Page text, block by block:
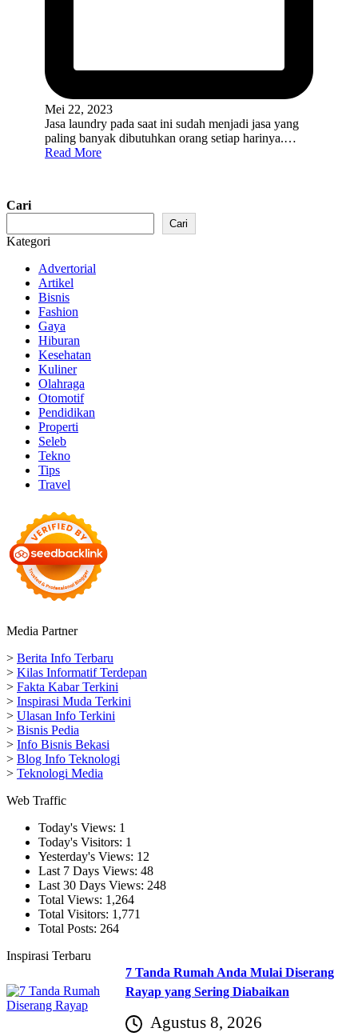
Mei 22, 2023
Jasa laundry pada saat ini sudah menjadi jasa yang
paling banyak dibutuhkan orang setiap harinya.…
Read More
Cari
Cari
Kategori
Advertorial
Artikel
Bisnis
Fashion
Gaya
Hiburan
Kesehatan
Kuliner
Olahraga
Otomotif
Pendidikan
Properti
Seleb
Tekno
Tips
Travel
Media Partner
> Berita Info Terbaru
> Kilas Informatif Terdepan
> Fakta Kabar Terkini
> Inspirasi Muda Terkini
> Ulasan Info Terkini
> Bisnis Pedia
> Info Bisnis Bekasi
> Blog Info Teknologi
> Teknologi Media
Web Traffic
Today's Views: 1
Today's Visitors: 1
Yesterday's Views: 12
Last 7 Days Views: 48
Last 30 Days Views: 248
Total Views: 1,264
Total Visitors: 1,771
Total Posts: 264
Inspirasi Terbaru
7 Tanda Rumah Anda Mulai Diserang
Rayap yang Sering Diabaikan
Agustus 8, 2026